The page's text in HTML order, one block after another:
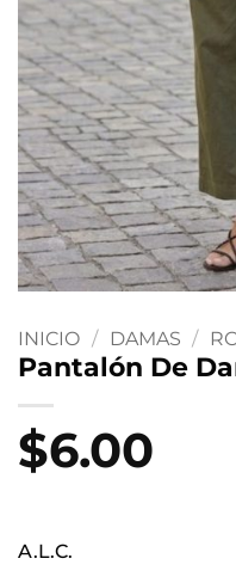
INICIO / DAMAS /
Pantalón De
$6.00
A.L.C.